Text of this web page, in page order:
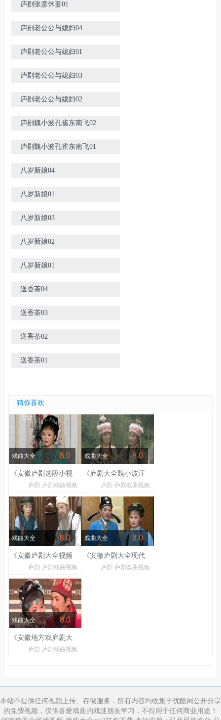
庐剧张彦休妻01
庐剧老公公与媳妇04
庐剧老公公与媳妇01
庐剧老公公与媳妇03
庐剧老公公与媳妇02
庐剧魏小波孔雀东南飞02
庐剧魏小波孔雀东南飞01
八岁新娘04
八岁新娘01
八岁新娘03
八岁新娘02
八岁新娘01
送香茶04
送香茶03
送香茶02
送香茶01
猜你喜欢
戏曲大全 8.0
《安徽庐剧选段小视
频》
庐剧-庐剧戏曲视频
戏曲大全 8.0
《庐剧大全魏小波汪
莉》
庐剧-庐剧戏曲视频
戏曲大全 8.0
《安徽庐剧大全视频
下载》
庐剧-庐剧戏曲视频
戏曲大全 8.0
《安徽庐剧大全现代
苦戏》
庐剧-庐剧戏曲视频
戏曲大全 8.0
《安徽地方戏庐剧大
全集》
庐剧-庐剧戏曲视频
本站不提供任何视频上传、存储服务，所有内容均收集于优酷网公开分享
的免费视频，仅供喜爱戏曲的戏迷朋友学习，不得用于任何商业用途！